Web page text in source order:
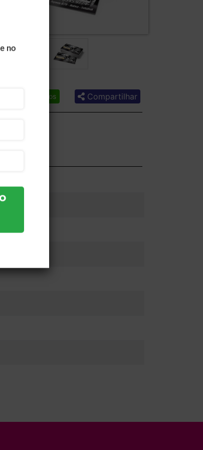
Lista de desejos Compartilhar